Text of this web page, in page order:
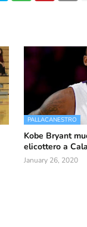
PALLACANESTRO
Kobe Bryant
elicottero a
January 26, 2020